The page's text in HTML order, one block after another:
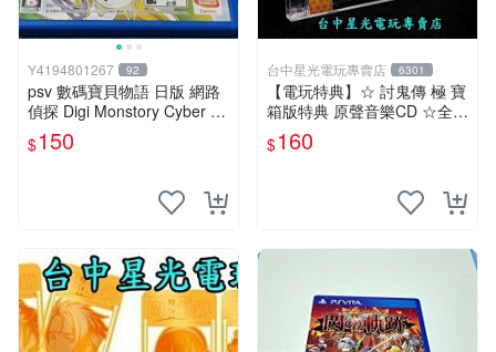
Y4194801267 92
psv 數碼寶貝物語 日版 網路
偵探 Digi Monstory Cyber Sl
euth
$150
台中星光電玩專賣店 6301
【電玩特典】☆ 討鬼傳 極 寶
箱版特典 原聲音樂CD ☆全新
品【台中星光電玩】
$160